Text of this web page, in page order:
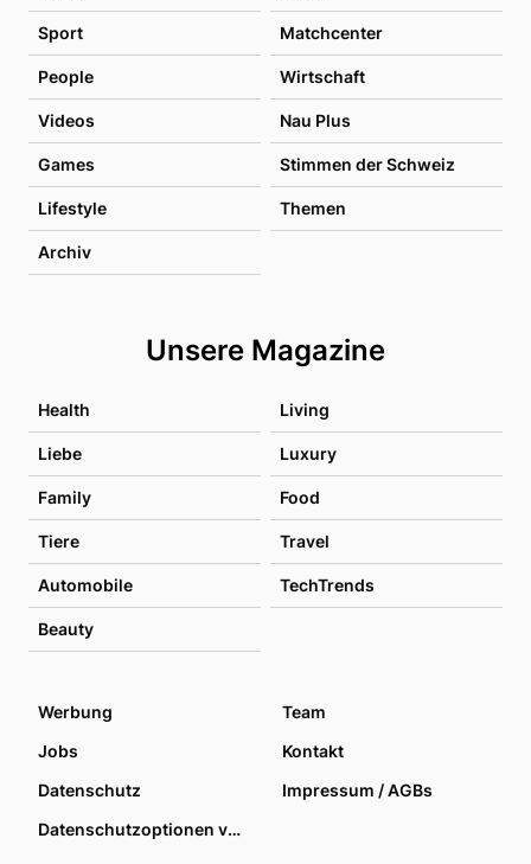
Sport Matchcenter
People Wirtschaft
Videos Nau Plus
Games Stimmen der Schweiz
Lifestyle Themen
Archiv
Unsere Magazine
Health Living
Liebe Luxury
Family Food
Tiere Travel
Automobile TechTrends
Beauty
Werbung
Team
Jobs
Kontakt
Datenschutz
Impressum / AGBs
Datenschutzoptionen verwalten